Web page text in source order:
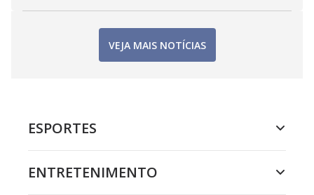
VEJA MAIS NOTÍCIAS
ESPORTES
ENTRETENIMENTO